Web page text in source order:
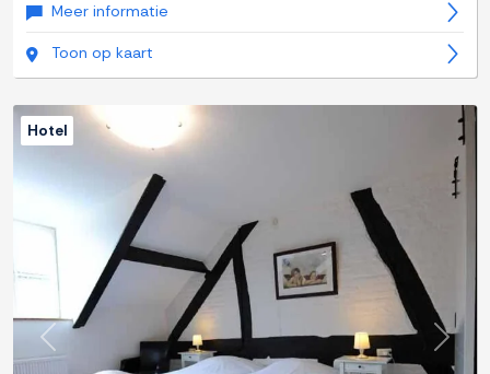
Meer informatie
Toon op kaart
Previous Next
Hotel